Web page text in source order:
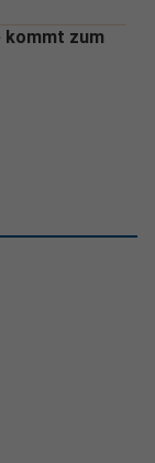
kommt zum